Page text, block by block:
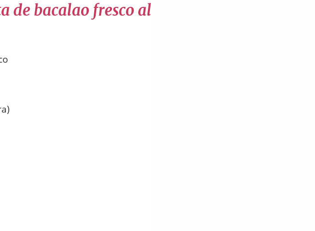
de bacalao fresco al